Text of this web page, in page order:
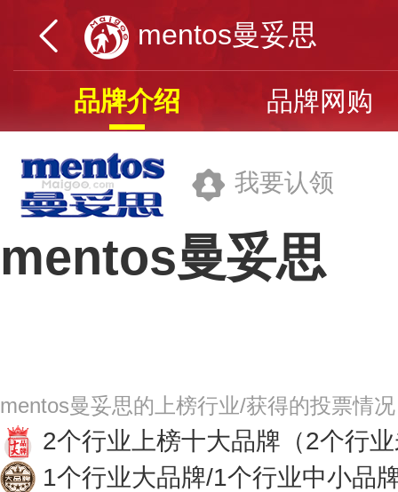
mentos曼妥思
品牌介绍 品牌网购
我要认领
mentos曼妥思
mentos曼妥思的上榜行业/获得的投票情
2个行业上榜十大品牌 （2个行
1个行业大品牌/1个行业中小品